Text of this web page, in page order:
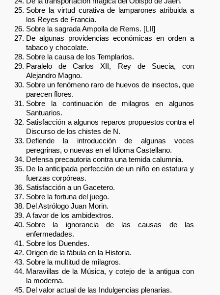
Sobre la virtud curativa de lamparones atribuida a
los Reyes de Francia.
Sobre la sagrada Ampolla de Rems. [LII]
De algunas providencias económicas en orden a
tabaco y chocolate.
Sobre la causa de los Templarios.
Paralelo de Carlos XII, Rey de Suecia, con
Alejandro Magno.
Sobre un fenómeno raro de huevos de insectos, que
parecen flores.
Sobre la continuación de milagros en algunos
Santuarios.
Satisfacción a algunos reparos propuestos contra el
Discurso de los chistes de N.
Defiende la introducción de algunas voces
peregrinas, o nuevas en el Idioma Castellano.
Defensa precautoria contra una temida calumnia.
De la anticipada perfección de un niño en estatura y
fuerzas corpóreas.
Satisfacción a un Gacetero.
Sobre la fortuna del juego.
Del Astrólogo Juan Morin.
A favor de los ambidextros.
Sobre la ignorancia de las causas de las
enfermedades.
Sobre los Duendes.
Origen de la fábula en la Historia.
Sobre la multitud de milagros.
Maravillas de la Música, y cotejo de la antigua con
la moderna.
Del valor actual de las Indulgencias plenarias.